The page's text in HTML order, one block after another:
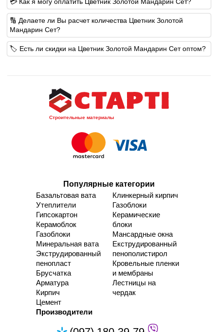
🔢 Делаете ли Вы расчет количества Цветник Золотой
Мандарин Сет?
🏷️ Есть ли скидки на Цветник Золотой Мандарин Сет оптом?
Строительные материалы
Популярные категории
Базальтовая вата
Утеплители
Гипсокартон
Керамоблок
Газоблоки
Минеральная вата
Экструдированный
пенопласт
Брусчатка
Арматура
Кирпич
Цемент
Клинкерный кирпич
Газоблоки
Керамические
блоки
Мансардные окна
Екструдированный
пенополистирол
Кровельные пленки
и мембраны
Лестницы на
чердак
Производители